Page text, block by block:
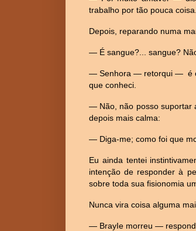
trabalho por tão pouca coisa.
Depois, reparando numa
— É sangue?... sangue?
— Senhora — retorqui — é
que conheci.
— Não, não posso suportar
depois mais calma:
— Diga-me; como foi que
Eu ainda tentei
intenção de responder à
sobre toda sua fisionomia
Nunca vira coisa alguma
— BrayIe morreu —